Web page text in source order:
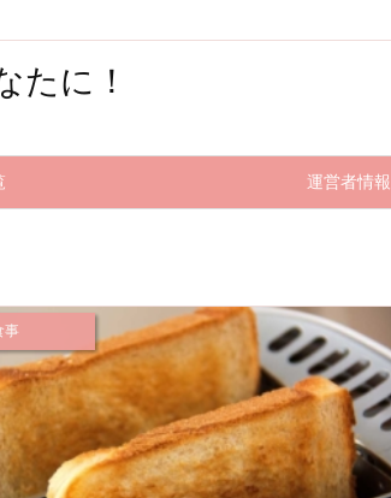
たに！
運営者情報
事